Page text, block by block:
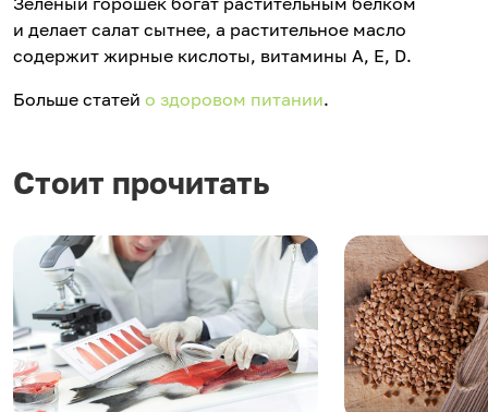
и делает салат сытнее, а растительное масло
содержит жирные кислоты, витамины А, Е, D.
Больше статей о здоровом питании.
Стоит прочитать